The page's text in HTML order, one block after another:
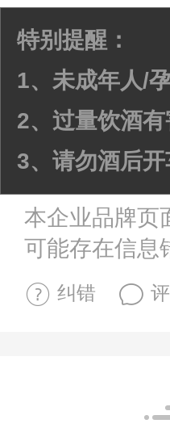
特别提醒：
1、未成年人/
2、过量饮酒
3、请勿酒后开
本企业品牌页
可能存在信息
纠错